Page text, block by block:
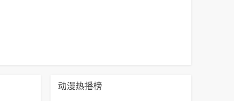
动漫热播榜